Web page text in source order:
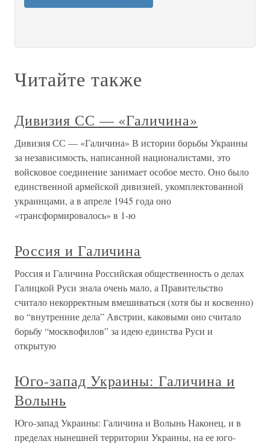
Читайте также
Дивизия СС — «Галичина»
Дивизия СС — «Галичина» В истории борьбы Украины
за независимость, написанной националистами, это
войсковое соединение занимает особое место. Оно было
единственной армейской дивизией, укомплектованной
украинцами, а в апреле 1945 года оно
«трансформировалось» в 1-ю
Россия и Галичина
Россия и Галичина Российская общественность о делах
Галицкой Руси знала очень мало, а Правительство
считало некорректным вмешиваться (хотя бы и косвенно)
во “внутренние дела” Австрии, каковыми оно считало
борьбу “москвофилов” за идею единства Руси и
открытую
Юго-запад Украины: Галичина и
Волынь
Юго-запад Украины: Галичина и Волынь Наконец, и в
пределах нынешней территории Украины, на ее юго-